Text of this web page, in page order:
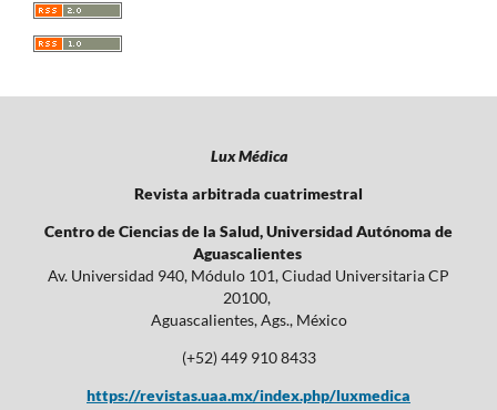
Lux Médica
Revista arbitrada cuatrimestral
Centro de Ciencias de la Salud, Universidad Autónoma de
Aguascalientes
Av. Universidad 940, Módulo 101, Ciudad Universitaria CP
20100,
Aguascalientes, Ags., México
(+52) 449 910 8433
https://revistas.uaa.mx/index.php/luxmedica